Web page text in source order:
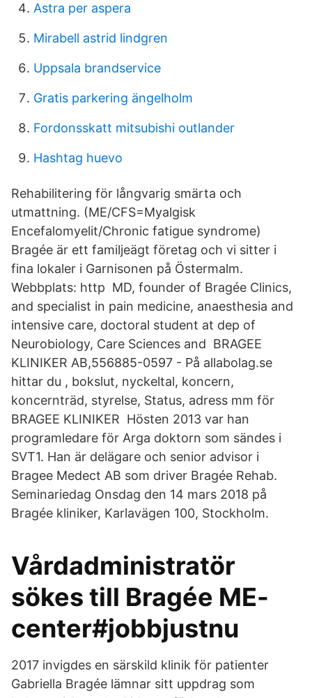
Astra per aspera
Mirabell astrid lindgren
Uppsala brandservice
Gratis parkering ängelholm
Fordonsskatt mitsubishi outlander
Hashtag huevo
Rehabilitering för långvarig smärta och
utmattning. (ME/CFS=Myalgisk
Encefalomyelit/Chronic fatigue syndrome)
Bragée är ett familjeägt företag och vi sitter i
fina lokaler i Garnisonen på Östermalm.
Webbplats: http MD, founder of Bragée Clinics,
and specialist in pain medicine, anaesthesia and
intensive care, doctoral student at dep of
Neurobiology, Care Sciences and BRAGEE
KLINIKER AB,556885-0597 - På allabolag.se
hittar du , bokslut, nyckeltal, koncern,
koncernträd, styrelse, Status, adress mm för
BRAGEE KLINIKER Hösten 2013 var han
programledare för Arga doktorn som sändes i
SVT1. Han är delägare och senior advisor i
Bragee Medect AB som driver Bragée Rehab.
Seminariedag Onsdag den 14 mars 2018 på
Bragée kliniker, Karlavägen 100, Stockholm.
Vårdadministratör
sökes till Bragée ME-
center#jobbjustnu
2017 invigdes en särskild klinik för patienter
Gabriella Bragée lämnar sitt uppdrag som